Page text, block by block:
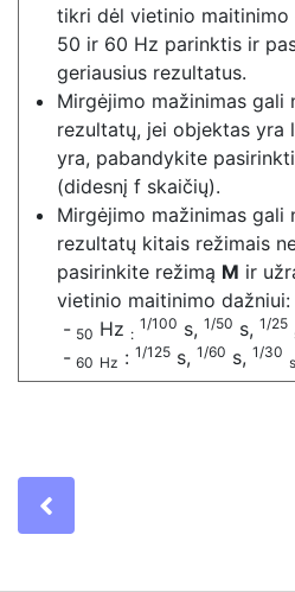
tikri dėl vietinio
50 ir 60 Hz parinktis ir
geriausius rezultatus.
Mirgėjimo mažinimas gali
rezultatų, jei objektas yra
yra, pabandykite
(didesnį f skaičių).
Mirgėjimo mažinimas gali
rezultatų kitais režimais
pasirinkite režimą M ir
vietinio maitinimo dažniui:
50 Hz :
1/100 s, 1/50 s, 1/25
60 Hz : 1/125 s, 1/60 s, 1/30
s